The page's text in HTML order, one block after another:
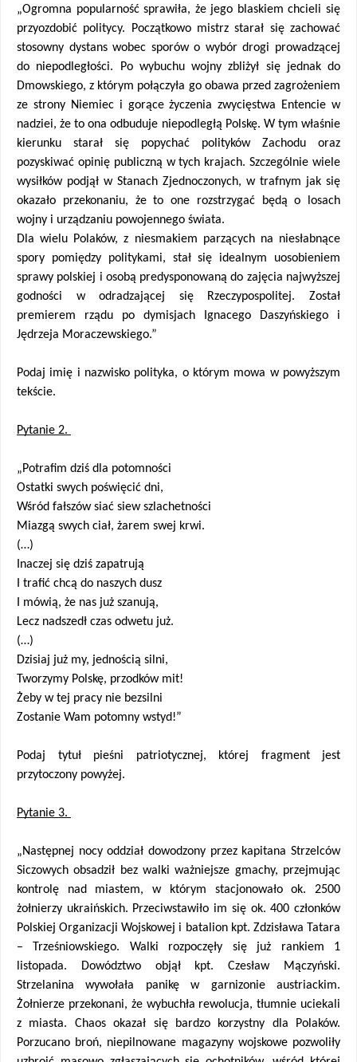
„Ogromna popularność sprawiła, że jego blaskiem chcieli się
przyozdobić politycy. Początkowo mistrz starał się zachować
stosowny dystans wobec sporów o wybór drogi prowadzącej
do niepodległości. Po wybuchu wojny zbliżył się jednak do
Dmowskiego, z którym połączyła go obawa przed zagrożeniem
ze strony Niemiec i gorące życzenia zwycięstwa Entencie w
nadziei, że to ona odbuduje niepodległą Polskę. W tym właśnie
kierunku starał się popychać polityków Zachodu oraz
pozyskiwać opinię publiczną w tych krajach. Szczególnie wiele
wysiłków podjął w Stanach Zjednoczonych, w trafnym jak się
okazało przekonaniu, że to one rozstrzygać będą o losach
wojny i urządzaniu powojennego świata.
Dla wielu Polaków, z niesmakiem parzących na niesłabnące
spory pomiędzy politykami, stał się idealnym uosobieniem
sprawy polskiej i osobą predysponowaną do zajęcia najwyższej
godności w odradzającej się Rzeczypospolitej. Został
premierem rządu po dymisjach Ignacego Daszyńskiego i
Jędrzeja Moraczewskiego.”
Podaj imię i nazwisko polityka, o którym mowa w powyższym
tekście.
Pytanie 2.
„Potrafim dziś dla potomności
Ostatki swych poświęcić dni,
Wśród fałszów siać siew szlachetności
Miazgą swych ciał, żarem swej krwi.
(…)
Inaczej się dziś zapatrują
I trafić chcą do naszych dusz
I mówią, że nas już szanują,
Lecz nadszedł czas odwetu już.
(…)
Dzisiaj już my, jednością silni,
Tworzymy Polskę, przodków mit!
Żeby w tej pracy nie bezsilni
Zostanie Wam potomny wstyd!”
Podaj tytuł pieśni patriotycznej, której fragment jest
przytoczony powyżej.
Pytanie 3.
„Następnej nocy oddział dowodzony przez kapitana Strzelców
Siczowych obsadził bez walki ważniejsze gmachy, przejmując
kontrolę nad miastem, w którym stacjonowało ok. 2500
żołnierzy ukraińskich. Przeciwstawiło im się ok. 400 członków
Polskiej Organizacji Wojskowej i batalion kpt. Zdzisława Tatara
– Trześniowskiego. Walki rozpoczęły się już rankiem 1
listopada. Dowództwo objął kpt. Czesław Mączyński.
Strzelanina wywołała panikę w garnizonie austriackim.
Żołnierze przekonani, że wybuchła rewolucja, tłumnie uciekali
z miasta. Chaos okazał się bardzo korzystny dla Polaków.
Porzucano broń, niepilnowane magazyny wojskowe pozwoliły